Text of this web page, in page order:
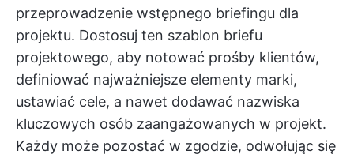
przeprowadzenie wstępnego briefingu dla
projektu. Dostosuj ten szablon briefu
projektowego, aby notować prośby klientów,
definiować najważniejsze elementy marki,
ustawiać cele, a nawet dodawać nazwiska
kluczowych osób zaangażowanych w projekt.
Każdy może pozostać w zgodzie, odwołując się